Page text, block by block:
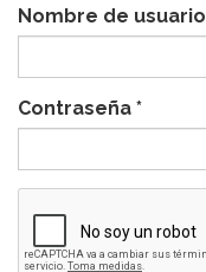
Nombre de usuario
Contraseña *